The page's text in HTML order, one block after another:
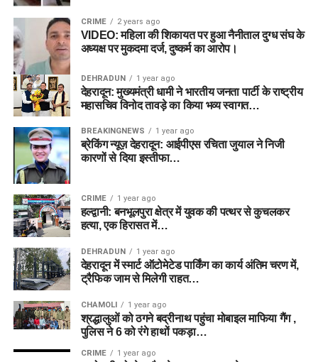
CRIME 2 years ago
VIDEO: महिला की शिकायत पर हुआ नैनीताल दुग्ध संघ के
अध्यक्ष पर मुकदमा दर्ज, दुष्कर्म का आरोप।
DEHRADUN 1 year ago
देहरादून: मुख्यमंत्री धामी ने भारतीय जनता पार्टी के राष्ट्रीय
महासचिव विनोद तावड़े का किया भव्य स्वागत…
BREAKINGNEWS 1 year ago
ब्रेकिंग न्यूज़ देहरादून: आईपीएस रचिता जुयाल ने निजी
कारणों से दिया इस्तीफा…
CRIME 1 year ago
हल्द्वानी: बनभूलपुरा क्षेत्र में युवक की पत्थर से कुचलकर
हत्या, एक हिरासत में…
DEHRADUN 1 year ago
देहरादून में स्मार्ट ऑटोमेटेड पार्किंग का कार्य अंतिम चरण में,
ट्रैफिक जाम से मिलेगी राहत…
CHAMOLI 1 year ago
श्रद्धालुओं को ठगने बद्रीनाथ पहुंचा मोबाइल माफिया गैंग ,
पुलिस ने 6 को रंगे हाथों पकड़ा…
CRIME 1 year ago